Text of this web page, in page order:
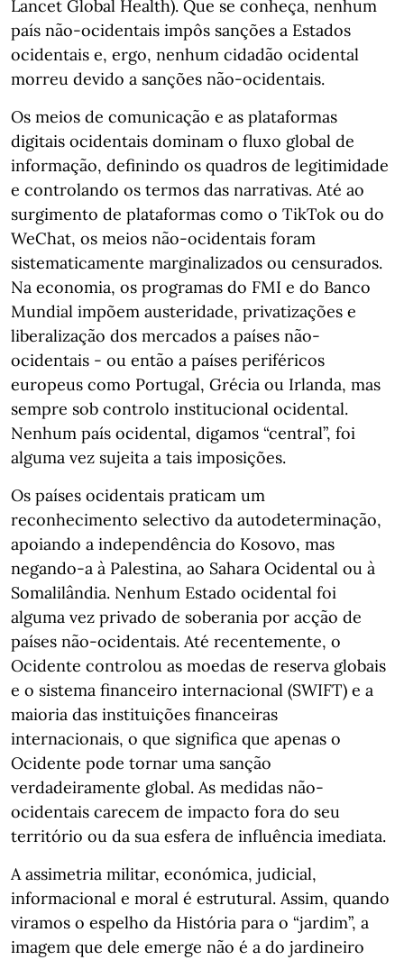
Lancet Global Health). Que se conheça, nenhum
país não-ocidentais impôs sanções a Estados
ocidentais e, ergo, nenhum cidadão ocidental
morreu devido a sanções não-ocidentais.
Os meios de comunicação e as plataformas
digitais ocidentais dominam o fluxo global de
informação, definindo os quadros de legitimidade
e controlando os termos das narrativas. Até ao
surgimento de plataformas como o TikTok ou do
WeChat, os meios não-ocidentais foram
sistematicamente marginalizados ou censurados.
Na economia, os programas do FMI e do Banco
Mundial impõem austeridade, privatizações e
liberalização dos mercados a países não-
ocidentais - ou então a países periféricos
europeus como Portugal, Grécia ou Irlanda, mas
sempre sob controlo institucional ocidental.
Nenhum país ocidental, digamos “central”, foi
alguma vez sujeita a tais imposições.
Os países ocidentais praticam um
reconhecimento selectivo da autodeterminação,
apoiando a independência do Kosovo, mas
negando-a à Palestina, ao Sahara Ocidental ou à
Somalilândia. Nenhum Estado ocidental foi
alguma vez privado de soberania por acção de
países não-ocidentais. Até recentemente, o
Ocidente controlou as moedas de reserva globais
e o sistema financeiro internacional (SWIFT) e a
maioria das instituições financeiras
internacionais, o que significa que apenas o
Ocidente pode tornar uma sanção
verdadeiramente global. As medidas não-
ocidentais carecem de impacto fora do seu
território ou da sua esfera de influência imediata.
A assimetria militar, económica, judicial,
informacional e moral é estrutural. Assim, quando
viramos o espelho da História para o “jardim”, a
imagem que dele emerge não é a do jardineiro